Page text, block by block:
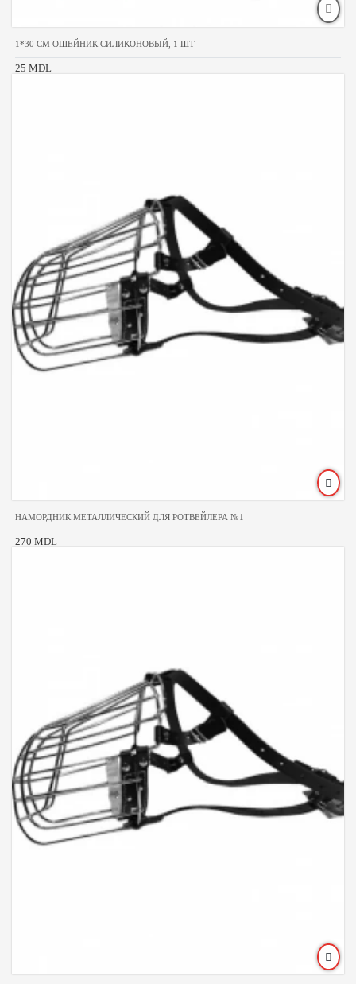
1*30 CM ОШЕЙНИК СИЛИКОНОВЫЙ, 1 ШТ
25 MDL
НАМОРДНИК МЕТАЛЛИЧЕСКИЙ ДЛЯ РОТВЕЙЛЕРА №1
270 MDL